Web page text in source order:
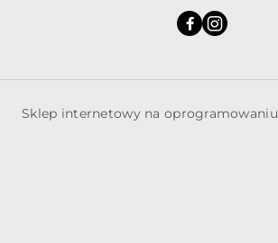
Sklep internetowy na oprogramowaniu